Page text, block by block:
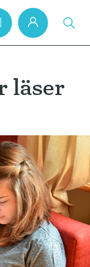
läser